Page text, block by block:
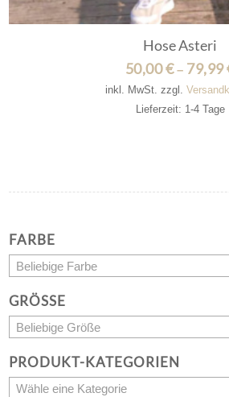
Hose Asteri
50,00€– 79,99
inkl. MwSt. zzgl.
Lieferzeit: 1-4 Tage
FARBE
Beliebige Farbe
GRÖSSE
Beliebige Größe
PRODUKT-KATEGORIEN
Wähle eine Kategorie